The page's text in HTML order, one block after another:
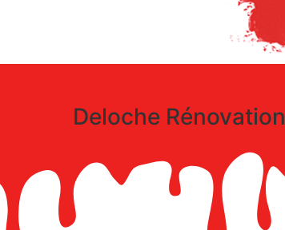
Deloche Rénovation